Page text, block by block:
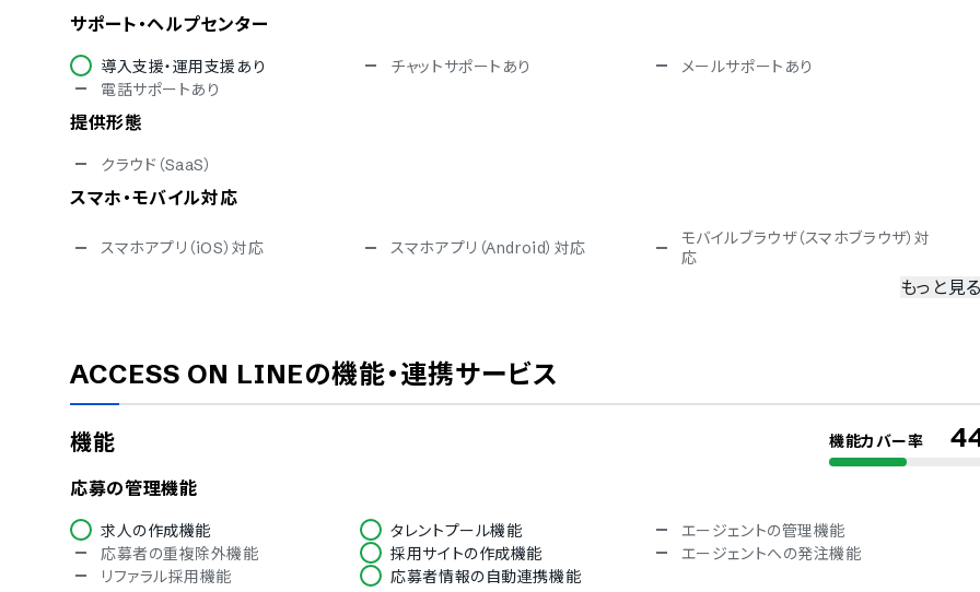
サポート・ヘルプセンター
導入支援・運用支援あり チャットサポートあり
メールサポートあり
電話サポートあり
提供形態
クラウド（SaaS）
スマホ・モバイル対応
スマホアプリ（iOS）対応 スマホアプリ（Android）対応
モバイルブラウザ（スマホブラウザ）対
応
シングルサインオン
対応言語
中国語
ロシア語
インドネシア語
もっと見
ACCESS ON LINEの機能・連携サービス
機能 機能カバー率
応募の管理機能
求人の作成機能 タレントプール機能
エージェントの管理機能
応募者の重複除外機能
採用サイトの作成機能
エージェントへの発注機能
リファラル採用機能
応募者情報の自動連携機能